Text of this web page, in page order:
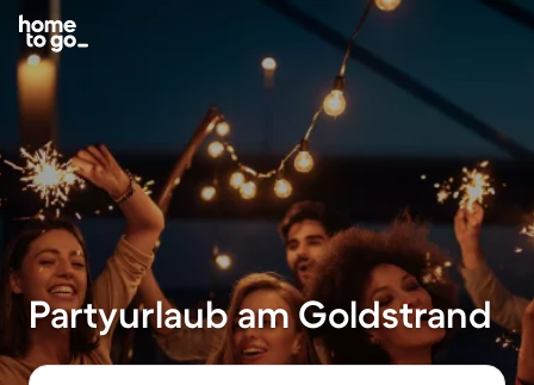
Partyurlaub am Goldstrand